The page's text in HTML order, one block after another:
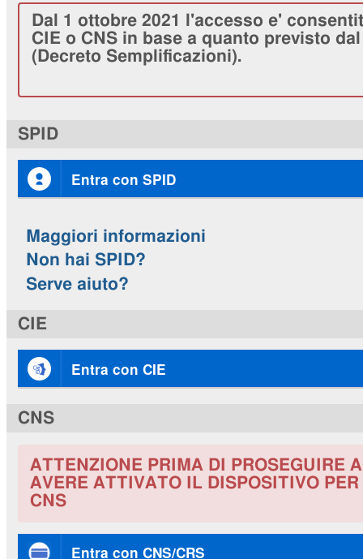
Dal 1 ottobre 2021 l'accesso e'
CIE o CNS in base a quanto previsto dal
(Decreto Semplificazioni).
SPID
Entra con SPID
Maggiori informazioni
Non hai SPID?
Serve aiuto?
CIE
Entra con CIE
CNS
ATTENZIONE PRIMA DI PROSEGUIRE
AVERE ATTIVATO IL DISPOSITIVO
CNS
Entra con CNS/CRS